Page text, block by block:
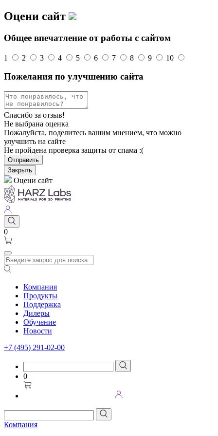
Оцени сайт
Общее впечатление от работы с сайтом
1 2 3 4 5 6 7 8 9 10
Пожелания по улучшению сайта
Спасибо за отзыв!
Не выбрана оценка
Пожалуйста, поделитесь вашим мнением, что можно
улучшить на сайте
Не пройдена проверка защиты от спама :(
Отправить
Закрыть
Оцени сайт
0
Компания
Продукты
Поддержка
Дилеры
Обучение
Новости
+7 (495) 291-02-00
0
Компания